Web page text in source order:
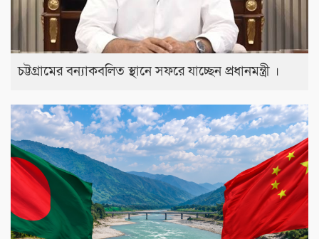
চট্টগ্রামের বন্যাকবলিত স্থানে সফরে যাচ্ছেন প্রধানমন্ত্রী ।